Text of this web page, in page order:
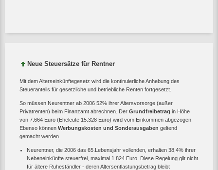
Neue Steuersätze für Rentner
Mit dem Alterseinkünftegesetz wird die kontinuierliche Anhebung des
Steueranteils für gesetzliche und betriebliche Renten fortgesetzt.
So müssen Neurentner ab 2006 52% ihrer Altersvorsorge (außer
Privatrenten) beim Finanzamt abrechnen. Der Grundfreibetrag in Höhe
von 7.664 Euro (Eheleute 15.328 Euro) wird vom Einkommen abgezogen.
Ebenso können Werbungskosten und Sonderausgaben geltend
gemacht werden.
Neurentner, die 2006 das 65.Lebensjahr vollenden, erhalten 38,4% ihrer
Nebeneinkünfte steuerfrei, maximal 1.824 Euro. Diese Regelung gilt nicht
für ältere Ruheständler - deren Altersentlastungsbetrag bleibt